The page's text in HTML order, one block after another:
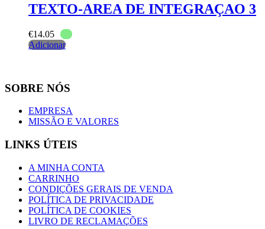
TEXTO-AREA DE INTEGRAÇAO 3
€14.05
Adicionar
SOBRE NÓS
EMPRESA
MISSÃO E VALORES
LINKS ÚTEIS
A MINHA CONTA
CARRINHO
CONDIÇÕES GERAIS DE VENDA
POLÍTICA DE PRIVACIDADE
POLÍTICA DE COOKIES
LIVRO DE RECLAMAÇÕES